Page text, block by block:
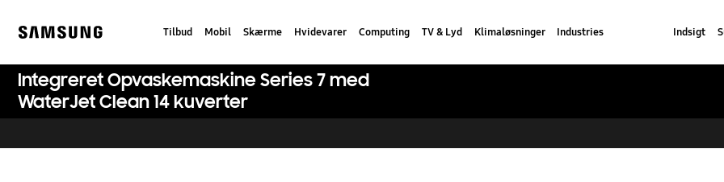
content
Tilbud Mobil Skærme Hvidevarer Computing TV & Lyd Klimaløsninger Industries Indsigt
Integreret Opvaskemaskine Series 7 med
WaterJet Clean 14 kuverter